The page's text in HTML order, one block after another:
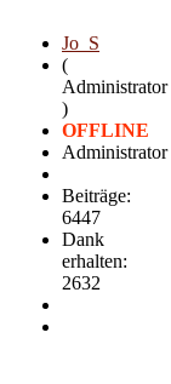
Jo_S
(
Administrator
)
OFFLINE
Administrator
Beiträge:
6447
Dank
erhalten:
2632